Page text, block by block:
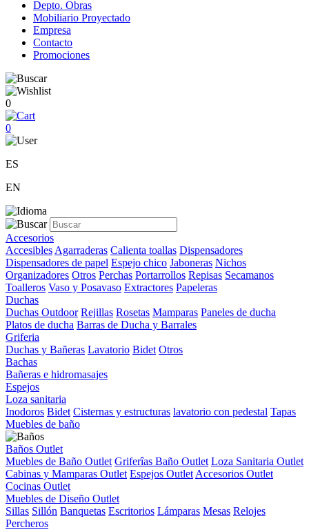
Depto. Obras
Mobiliario Proyectado
Empresa
Contacto
Promociones
0
0
ES
EN
Accesorios
Accesibles Agarraderas Calienta toallas Dispensadores
Dispensadores de papel Espejo chico Jaboneras Nichos
Organizadores Otros Perchas Portarrollos Repisas Secamanos
Toalleros Vaso y Posavaso Extractores Papeleras
Duchas
Duchas Outdoor Rejillas Rosetas Mamparas Paneles de ducha
Platos de ducha Barras de Ducha y Barrales
Griferia
Duchas y Bañeras Lavatorio Bidet Otros
Bachas
Bañeras e hidromasajes
Espejos
Loza sanitaria
Inodoros Bidet Cisternas y estructuras lavatorio con pedestal Tapas
Muebles de baño
Baños Outlet
Muebles de Baño Outlet Griferîas Baño Outlet Loza Sanitaria Outlet
Cabinas y Mamparas Outlet Espejos Outlet Accesorios Outlet
Cocinas Outlet
Muebles de Diseño Outlet
Sillas Sillón Banquetas Escritorios Lámparas Mesas Relojes
Percheros